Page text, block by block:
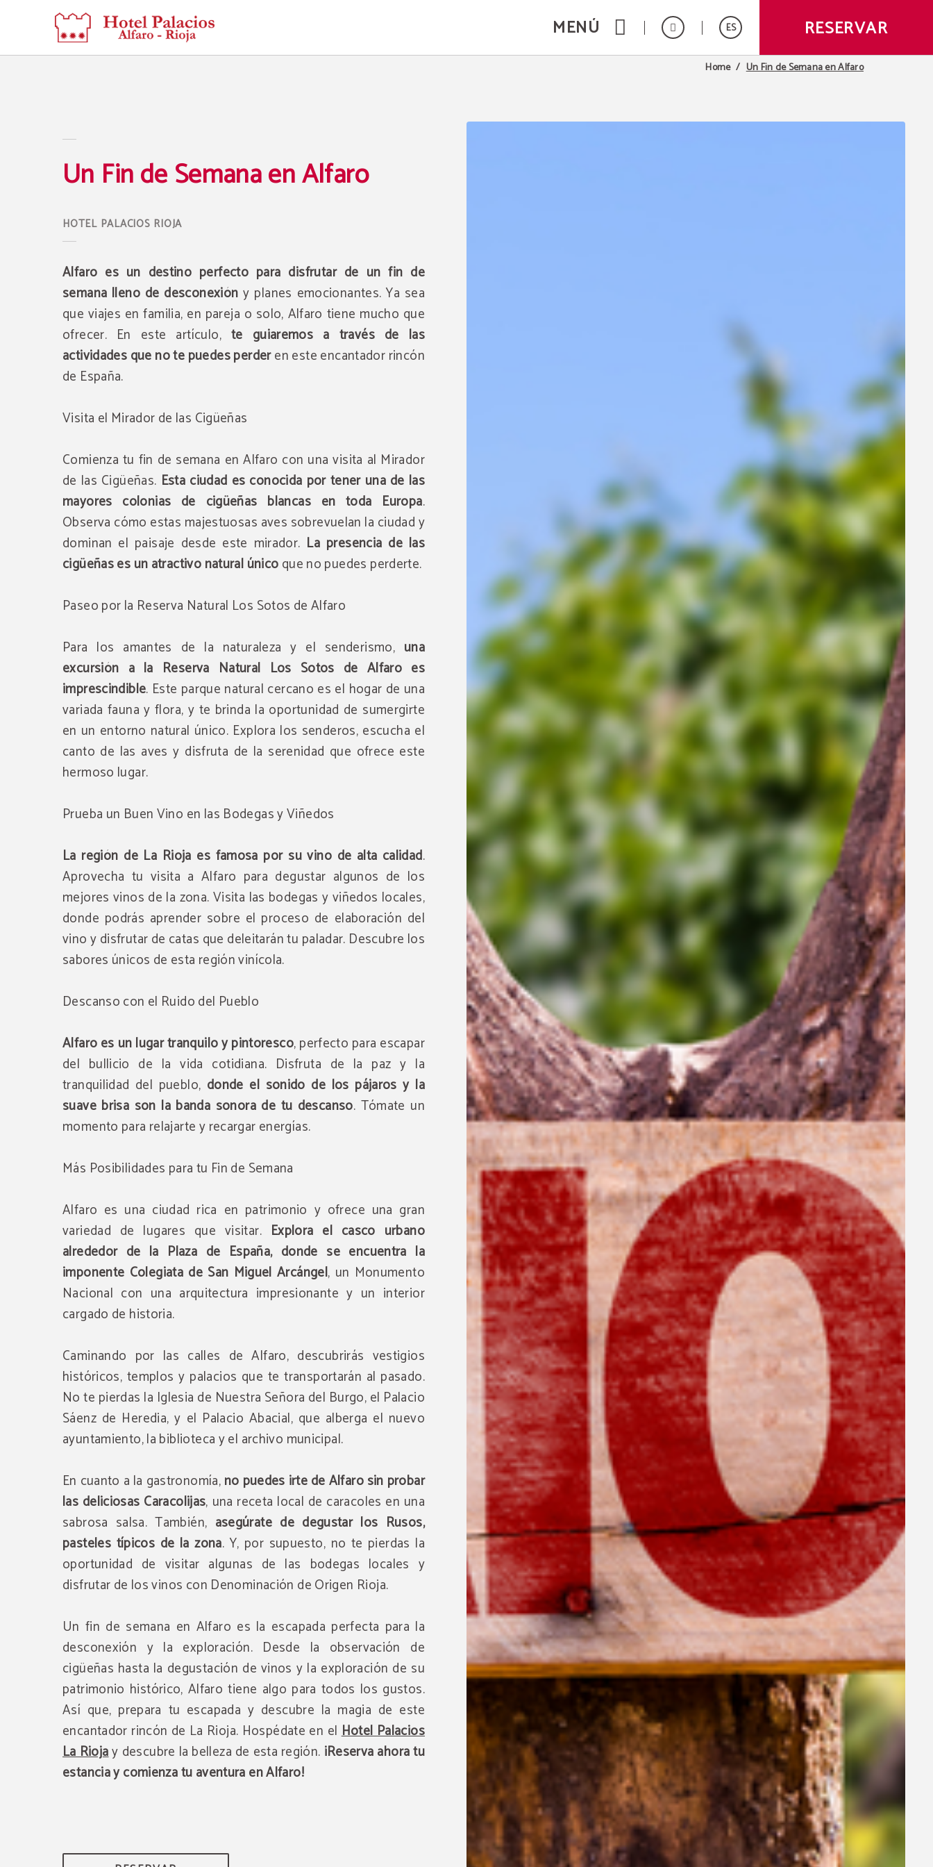
MENÚ ES RESERVAR
Un Fin De Semana En Alfaro del Hotel Palacios Rioja en Alfaro. Web Oficial.
Home Un Fin de Semana en Alfaro
Un Fin de Semana en Alfaro
Alfaro es un destino perfecto para disfrutar de un fin de
semana lleno de desconexión y planes emocionantes. Ya sea
que viajes en familia, en pareja o solo, Alfaro tiene mucho que
ofrecer. En este artículo, te guiaremos a través de las
actividades que no te puedes perderen este encantador rincón
de España.
Visita el Mirador de las Cigüeñas
Comienza tu fin de semana en Alfaro con una visita al Mirador
de las Cigüeñas. Esta ciudad es conocida por tener una de las
mayores colonias de cigüeñas blancas en toda Europa.
Observa cómo estas majestuosas aves sobrevuelan la ciudad y
dominan el paisaje desde este mirador. La presencia de las
cigüeñas es un atractivo natural únicoque no puedes perderte.
Paseo por la Reserva Natural Los Sotos de Alfaro
Para los amantes de la naturaleza y el senderismo, una
excursión a la Reserva Natural Los Sotos de Alfaro es
imprescindible. Este parque natural cercano es el hogar de una
variada fauna y flora, y te brinda la oportunidad de sumergirte
en un entorno natural único. Explora los senderos, escucha el
canto de las aves y disfruta de la serenidad que ofrece este
hermoso lugar.
Prueba un Buen Vino en las Bodegas y Viñedos
La región de La Rioja es famosa por su vino de alta calidad.
Aprovecha tu visita a Alfaro para degustar algunos de los
mejores vinos de la zona. Visita las bodegas y viñedos locales,
donde podrás aprender sobre el proceso de elaboración del
vino y disfrutar de catas que deleitarán tu paladar. Descubre los
sabores únicos de esta región vinícola.
Descanso con el Ruido del Pueblo
Alfaro es un lugar tranquilo y pintoresco, perfecto para escapar
del bullicio de la vida cotidiana. Disfruta de la paz y la
tranquilidad del pueblo, donde el sonido de los pájaros y la
suave brisa son la banda sonora de tu descanso. Tómate un
momento para relajarte y recargar energías.
Más Posibilidades para tu Fin de Semana
Alfaro es una ciudad rica en patrimonio y ofrece una gran
variedad de lugares que visitar. Explora el casco urbano
alrededor de la Plaza de España, donde se encuentra la
imponente Colegiata de San Miguel Arcángel, un Monumento
Nacional con una arquitectura impresionante y un interior
cargado de historia.
Caminando por las calles de Alfaro, descubrirás vestigios
históricos, templos y palacios que te transportarán al pasado.
No te pierdas la Iglesia de Nuestra Señora del Burgo, el Palacio
Sáenz de Heredia, y el Palacio Abacial, que alberga el nuevo
ayuntamiento, la biblioteca y el archivo municipal.
En cuanto a la gastronomía,no puedes irte de Alfaro sin probar
las deliciosas Caracolijas, una receta local de caracoles en una
sabrosa salsa. También, asegúrate de degustar los Rusos,
pasteles típicos de la zona. Y, por supuesto, no te pierdas la
oportunidad de visitar algunas de las bodegas locales y
disfrutar de los vinos con Denominación de Origen Rioja.
Un fin de semana en Alfaro es la escapada perfecta para la
desconexión y la exploración. Desde la observación de
cigüeñas hasta la degustación de vinos y la exploración de su
patrimonio histórico, Alfaro tiene algo para todos los gustos.
Así que, prepara tu escapada y descubre la magia de este
encantador rincón de La Rioja. Hospédate en elHotel Palacios
La Riojay descubre la belleza de esta región. ¡Reserva ahora tu
estancia y comienza tu aventura en Alfaro!
Acceso gratuito a piscinas
locales
DISFRUTA MÁS DE TU ESTANCIA
Por la reserva de más de 2 noches te invitamos a disfrutar de las
piscinas locales durante tu estancia. Un extra perfecto para hacer
tu escapada aún más especial.
RESERVAR